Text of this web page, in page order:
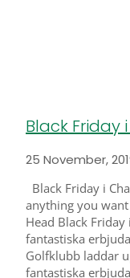
Black Friday
25 November,
Black Friday i
anything you
Head Black
fantastiska
Golfklubb laddar
fantastiska